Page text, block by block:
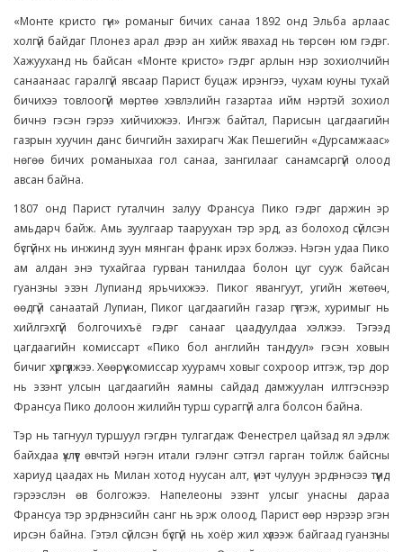
«Монте кристо гүн» романыг бичих санаа 1892 онд Эльба арлаас
холгүй байдаг Плонез арал дээр ан хийж явахад нь төрсөн юм гэдэг.
Хажууханд нь байсан «Монте кристо» гэдэг арлын нэр зохиолчийн
санаанаас гаралгүй явсаар Парист буцаж ирэнгээ, чухам юуны тухай
бичихээ товлоогүй мөртөө хэвлэлийн газартаа ийм нэртэй зохиол
бичнэ гэсэн гэрээ хийчихжээ. Ингэж байтал, Парисын цагдаагийн
газрын хуучин данс бичгийн захирагч Жак Пешегийн «Дурсамжаас»
нөгөө бичих романыхаа гол санаа, зангилааг санамсаргүй олоод
авсан байна.
1807 онд Парист гуталчин залуу Франсуа Пико гэдэг даржин эр
амьдарч байж. Амь зуулгаар тааруухан тэр эрд, аз болоход сүйлсэн
бүсгүйнх нь инжинд зуун мянган франк ирэх болжээ. Нэгэн удаа Пико
ам алдан энэ тухайгаа гурван танилдаа болон цуг сууж байсан
гуанзны эзэн Лупианд ярьчихжээ. Пиког явангуут, угийн жөтөөч,
өөдгүй санаатай Лупиан, Пиког цагдаагийн газар гүтгэж, хуримыг нь
хийлгэхгүй болгочихъё гэдэг санааг цаадуулдаа хэлжээ. Тэгээд
цагдаагийн комиссарт «Пико бол английн тандуул» гэсэн ховын
бичиг хүргүүлжээ. Хөөрүү комиссар хуурамч ховыг сохроор итгэж, тэр дор
нь эзэнт улсын цагдаагийн яамны сайдад дамжуулан илтгэснээр
Франсуа Пико долоон жилийн турш сураггүй алга болсон байна.
Тэр нь тагнуул туршуул гэгдэн тулгагдаж Фенестрел цайзад ял эдэлж
байхдаа үхлүүт өвчтэй нэгэн итали гэлэнг сэтгэл гарган тойлж байсны
хариуд цаадах нь Милан хотод нуусан алт, үнэт чулуун эрдэнэсээ түүнд
гэрээслэн өв болгожээ. Напелеоны эзэнт улсыг унасны дараа
Франсуа тэр эрдэнэсийн санг нь эрж олоод, Парист өөр нэрээр эгэн
ирсэн байна. Гэтэл сүйлсэн бүсгүй нь хоёр жил хүлээж байгаад гуанзны